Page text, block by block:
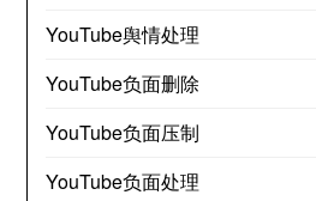
YouTube舆情处理
YouTube负面删除
YouTube负面压制
YouTube负面处理